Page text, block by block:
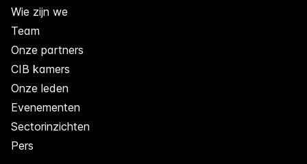
Wie zijn we
Team
Onze partners
CIB kamers
Onze leden
Evenementen
Sectorinzichten
Pers